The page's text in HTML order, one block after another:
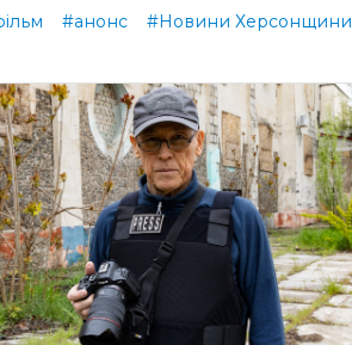
#анонс #Новини Херсонщини